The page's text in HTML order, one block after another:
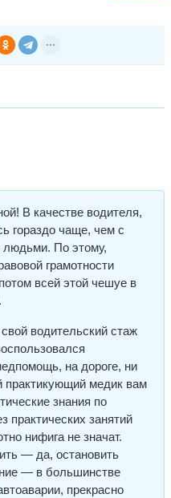
В качестве водителя,
гораздо чаще, чем с
По этому,
грамотности
всей этой чешуе в
водительский стаж
на дороге, ни
практикующий медик вам
знания по
практических занятий
нифига не значат.
— да, остановить
— в большинстве
прекрасно